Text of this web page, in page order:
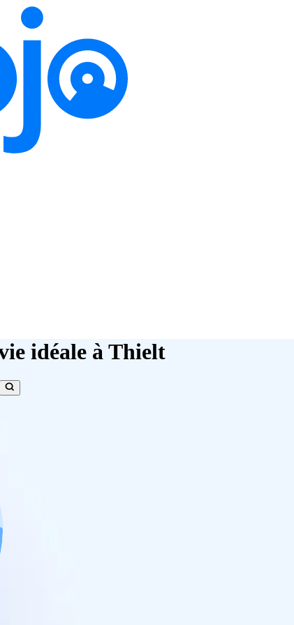
idéale à Thielt